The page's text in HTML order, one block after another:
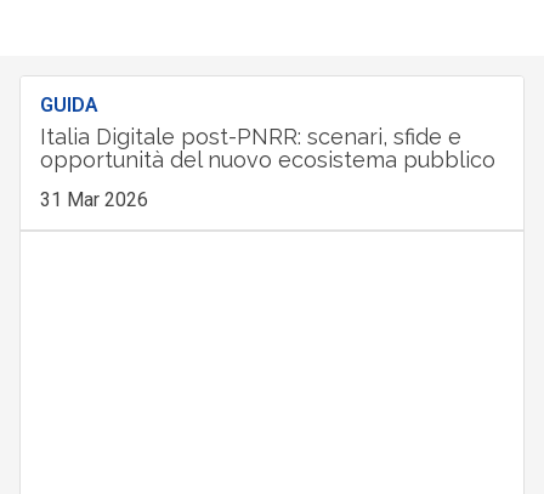
GUIDA
Italia Digitale post-PNRR: scenari, sfide e
opportunità del nuovo ecosistema pubblico
31 Mar 2026